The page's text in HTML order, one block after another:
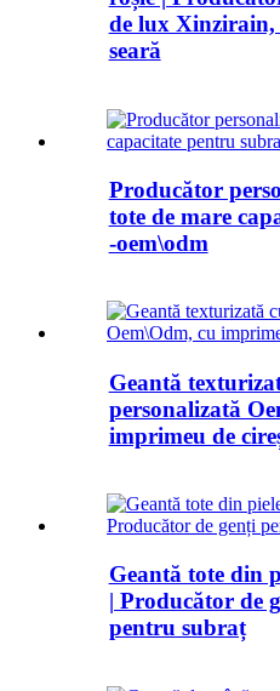
de lux Xinzirain,
seară
Producător
tote de mare
-oem\odm
Geantă
personalizată
imprimeu de
Geantă tote din
| Producător de
pentru subraț